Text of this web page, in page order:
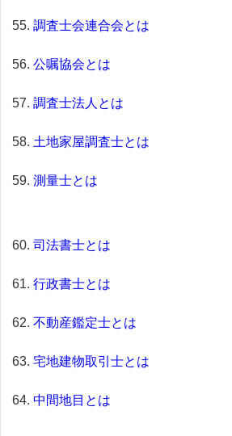
調査士会連合会とは
公嘱協会とは
調査士法人とは
土地家屋調査士とは
測量士とは
司法書士とは
行政書士とは
不動産鑑定士とは
宅地建物取引士とは
中間地目とは